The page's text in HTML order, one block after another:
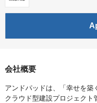
会社概要
アンドパッドは、「幸せを築
クラウド型建設プロジェクト